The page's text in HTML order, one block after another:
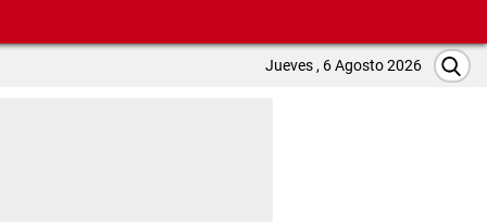
Jueves , 6 Agosto 2026